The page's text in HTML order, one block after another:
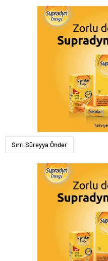
Sırrı Süreyya Önder